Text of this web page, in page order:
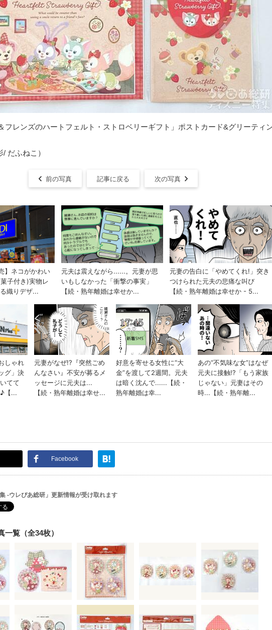
フレンズのハートフェルト・ストロベリーギフト」ポストカード&グリーティ
だふねこ）
前の写真 記事に戻る 次の写真
Facebook
集 -ウレぴあ総研」更新情報が受け取れます
一覧（全34枚）